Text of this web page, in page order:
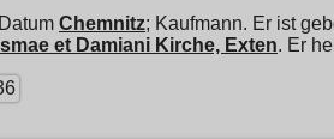
Chemnitz; Kaufmann. Er ist
et Damiani Kirche, Exten. Er